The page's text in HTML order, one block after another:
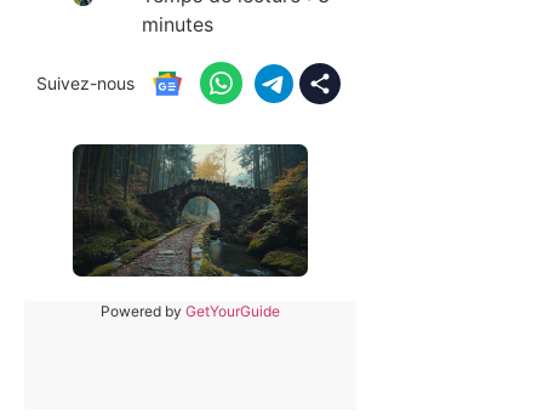
minutes
Suivez-nous
Powered by GetYourGuide